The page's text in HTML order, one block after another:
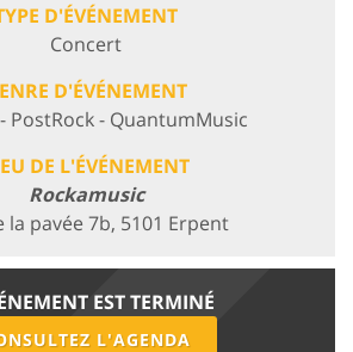
D'ÉVÉNEMENT
Concert
D'ÉVÉNEMENT
PostRock - QuantumMusic
DE L'ÉVÉNEMENT
Rockamusic
la pavée 7b, 5101 Erpent
EST TERMINÉ
L'AGENDA